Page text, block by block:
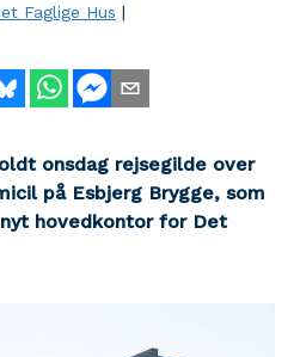
Faglige Hus |
onsdag rejsegilde over
på Esbjerg Brygge, som
hovedkontor for Det